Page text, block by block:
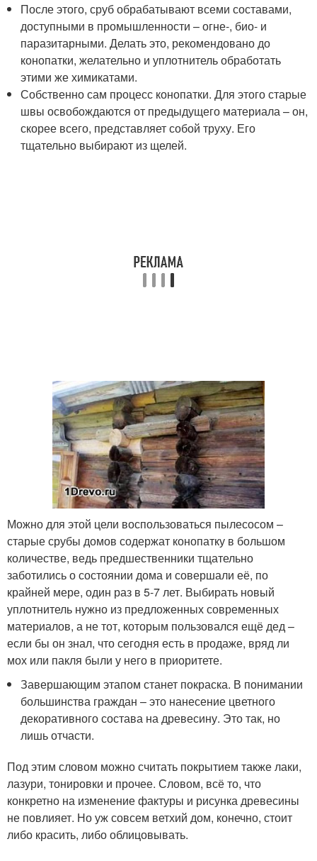
После этого, сруб обрабатывают всеми составами,
доступными в промышленности – огне-, био- и
паразитарными. Делать это, рекомендовано до
конопатки, желательно и уплотнитель обработать
этими же химикатами.
Собственно сам процесс конопатки. Для этого старые
швы освобождаются от предыдущего материала – он,
скорее всего, представляет собой труху. Его
тщательно выбирают из щелей.
Можно для этой цели воспользоваться пылесосом –
старые срубы домов содержат конопатку в большом
количестве, ведь предшественники тщательно
заботились о состоянии дома и совершали её, по
крайней мере, один раз в 5-7 лет. Выбирать новый
уплотнитель нужно из предложенных современных
материалов, а не тот, которым пользовался ещё дед –
если бы он знал, что сегодня есть в продаже, вряд ли
мох или пакля были у него в приоритете.
Завершающим этапом станет покраска. В понимании
большинства граждан – это нанесение цветного
декоративного состава на древесину. Это так, но
лишь отчасти.
Под этим словом можно считать покрытием также лаки,
лазури, тонировки и прочее. Словом, всё то, что
конкретно на изменение фактуры и рисунка древесины
не повлияет. Но уж совсем ветхий дом, конечно, стоит
либо красить, либо облицовывать.